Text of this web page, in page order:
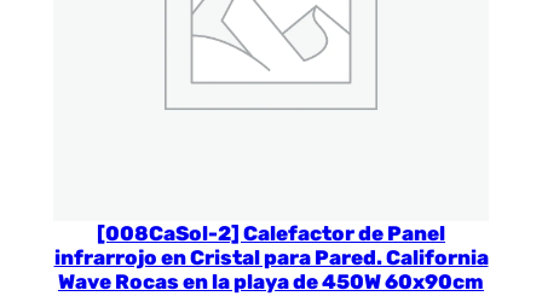
[008CaSol-2] Calefactor de Panel
infrarrojo en Cristal para Pared. California
Wave Rocas en la playa de 450W 60x90cm